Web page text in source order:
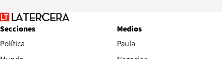
Secciones
Política
Medios
Paula